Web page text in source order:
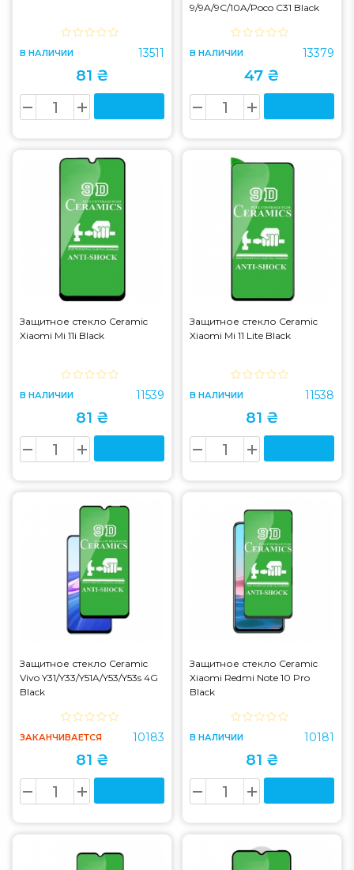
В НАЛИЧИИ 13511
81 ₴
9/9A/9C/10A/Poco C31 Black
В НАЛИЧИИ 13379
47 ₴
Защитное стекло Ceramic
Xiaomi Mi 11i Black
В НАЛИЧИИ 11539
81 ₴
Защитное стекло Ceramic
Xiaomi Mi 11 Lite Black
В НАЛИЧИИ 11538
81 ₴
Защитное стекло Ceramic
Vivo Y31/Y33/Y51A/Y53/Y53s 4G
Black
ЗАКАНЧИВАЕТСЯ 10183
81 ₴
Защитное стекло Ceramic
Xiaomi Redmi Note 10 Pro
Black
В НАЛИЧИИ 10181
81 ₴